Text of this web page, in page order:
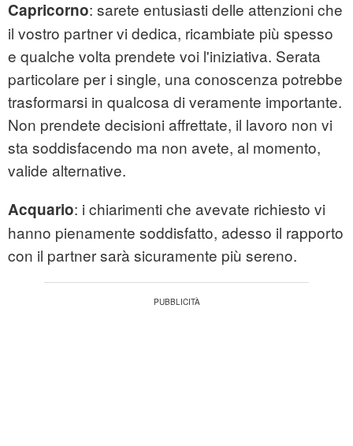
Capricorno: sarete entusiasti delle attenzioni che
il vostro partner vi dedica, ricambiate più spesso
e qualche volta prendete voi l'iniziativa. Serata
particolare per i single, una conoscenza potrebbe
trasformarsi in qualcosa di veramente importante.
Non prendete decisioni affrettate, il lavoro non vi
sta soddisfacendo ma non avete, al momento,
valide alternative.
Acquario: i chiarimenti che avevate richiesto vi
hanno pienamente soddisfatto, adesso il rapporto
con il partner sarà sicuramente più sereno.